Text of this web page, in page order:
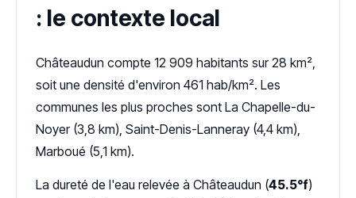
: le contexte local
Châteaudun compte 12 909 habitants sur 28 km²,
soit une densité d'environ 461 hab/km². Les
communes les plus proches sont La Chapelle-du-
Noyer (3,8 km), Saint-Denis-Lanneray (4,4 km),
Marboué (5,1 km).
La dureté de l'eau relevée à Châteaudun (45.5°f)